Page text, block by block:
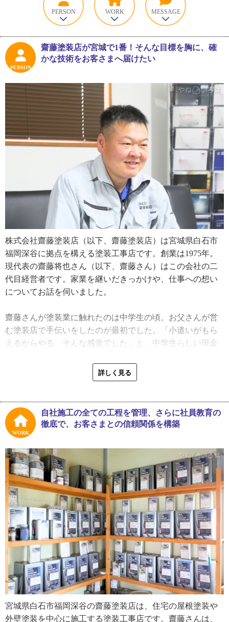
PERSON WORK MESSAGE
PERSON
齋藤塗装店が宮城で1番！そんな目標を胸に、確
かな技術をお客さまへ届けたい
株式会社齋藤塗装店（以下、齋藤塗装店）は宮城県白石市
福岡深谷に拠点を構える塗装工事店です。創業は1975年。
現代表の齋藤将也さん（以下、齋藤さん）はこの会社の二
代目経営者です。家業を継いだきっかけや、仕事への想い
についてお話を伺いました。
齋藤さんが塗装業に触れたのは中学生の頃。お父さんが営
む塗装店で手伝いをしたのが最初でした。「小遣いがもら
えるからやる、そんな感覚でした」と、中学生らしい現金
「高校卒業後、すぐに塗装をやり始めました。齋藤塗装店
んです。他で働いて、父や父の会社にいた職人さんはすご
く技術が高かったんだと気が付きましたね。そこでは、負
けず嫌いの性格もあって他の職人を早く追い越してやる！
塗装もやったんですよ。建築塗装とは違う技術も勉強しな
がら、8年ほど外の塗装会社で仕事をしたんです」
27歳の時、お父さんから「人手が足りないから戻ってこな
いか」と声をかけられ、再び齋藤塗装店で働くように。現
場の仕事だけではなく、見積もり作成や仕入れ先の見直し
など、会社の改革にも取り組みました。
「父の会社は昔ながらのやり方で、材料の選び方も古かっ
たんです。私が戻ってからは、メーカーの勉強会に参加し
たり、仕入れ先を変えたりして、会社の体制を一新しまし
詳しく見る
WORK
自社施工の全ての工程を管理、さらに社員教育の
徹底で、お客さまとの信頼関係を構築
宮城県白石市福岡深谷の齋藤塗装店は、住宅の屋根塗装や
外壁塗装を中心に施工する塗装工事店です。齋藤さんは、